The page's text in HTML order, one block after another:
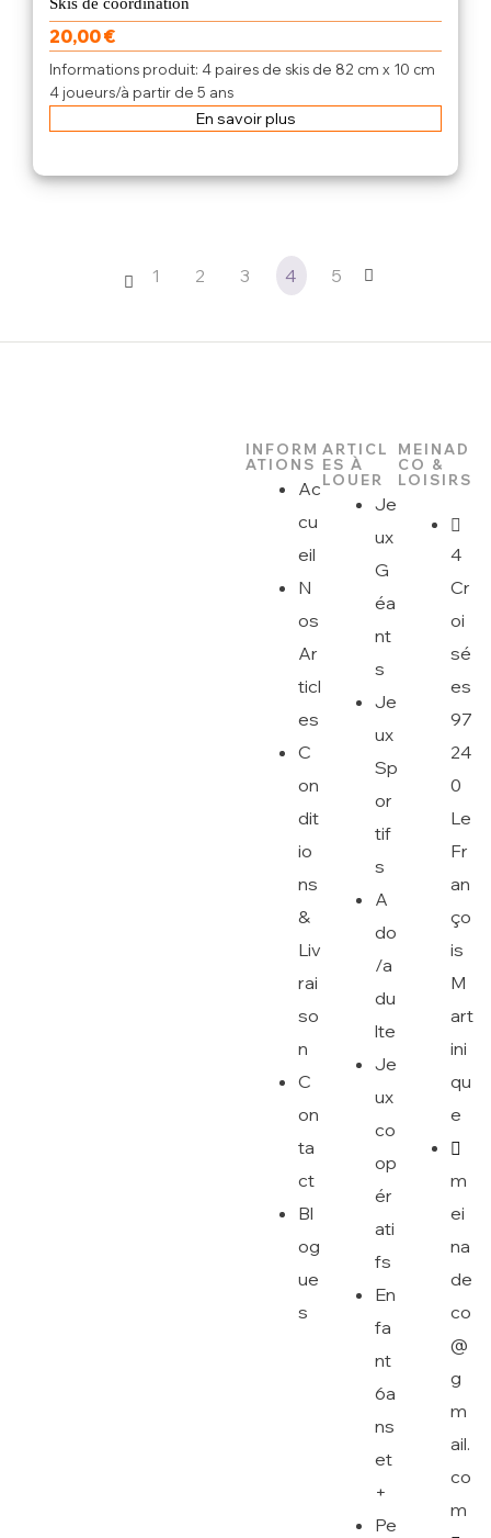
20,00€
Informations produit: 4 paires de skis de 82 cm x 10 cm
4 joueurs/à partir de 5 ans
En savoir plus
1 2 3 4 5
INFORM
ATIONS
Ac
cu
eil
N
os
Ar
ticl
es
C
on
dit
io
ns
&
Liv
rai
so
n
C
on
ta
ct
Bl
og
ue
s
ARTICL
ES À
LOUER
Je
ux
G
éa
nt
s
Je
ux
Sp
or
tif
s
A
do
/a
du
lte
Je
ux
co
op
ér
ati
fs
En
fa
nt
6a
ns
et
+
Pe
MEINAD
CO &
LOISIRS
4
Cr
oi
sé
es
97
24
0
Le
Fr
an
ço
is
M
art
ini
qu
e
m
ei
na
de
co
@
g
m
ail.
co
m